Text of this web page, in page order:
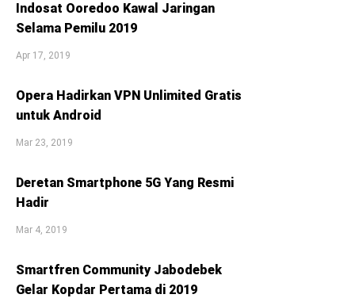
Indosat Ooredoo Kawal Jaringan
Selama Pemilu 2019
Apr 17, 2019
Opera Hadirkan VPN Unlimited Gratis
untuk Android
Mar 23, 2019
Deretan Smartphone 5G Yang Resmi
Hadir
Mar 4, 2019
Smartfren Community Jabodebek
Gelar Kopdar Pertama di 2019